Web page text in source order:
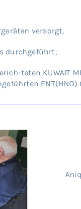
versorgt,
durchgeführt,
teten KUWAIT
ENT(HNO)
Aniqa